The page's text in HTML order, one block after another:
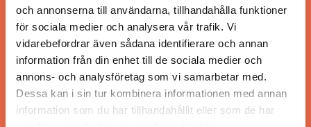
och annonserna till användarna, tillhandahålla funktioner
för sociala medier och analysera vår trafik. Vi
vidarebefordrar även sådana identifierare och annan
information från din enhet till de sociala medier och
annons- och analysföretag som vi samarbetar med.
Dessa kan i sin tur kombinera informationen med annan
information som du har tillhandahållit eller som de har
ANSVARIG UTGIVARE
Jonas Siljhammar
UPPHOVSRÄTT